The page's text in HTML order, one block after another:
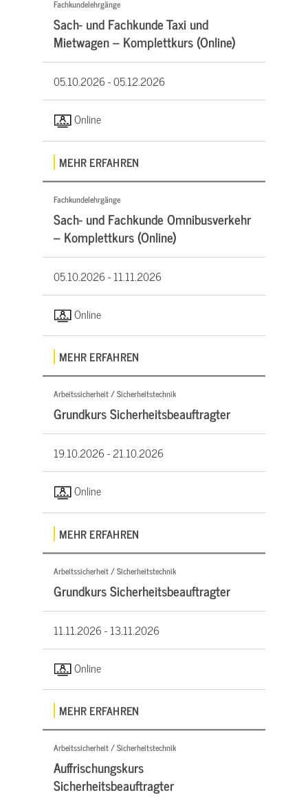
Fachkundelehrgänge
Sach- und Fachkunde Taxi und
Mietwagen – Komplettkurs (Online)
05.10.2026 -05.12.2026
Online
MEHR ERFAHREN
Fachkundelehrgänge
Sach- und Fachkunde Omnibusverkehr
– Komplettkurs (Online)
05.10.2026 -11.11.2026
Online
MEHR ERFAHREN
Arbeitssicherheit / Sicherheitstechnik
Grundkurs Sicherheitsbeauftragter
19.10.2026 -21.10.2026
Online
MEHR ERFAHREN
Arbeitssicherheit / Sicherheitstechnik
Grundkurs Sicherheitsbeauftragter
11.11.2026 -13.11.2026
Online
MEHR ERFAHREN
Arbeitssicherheit / Sicherheitstechnik
Auffrischungskurs
Sicherheitsbeauftragter